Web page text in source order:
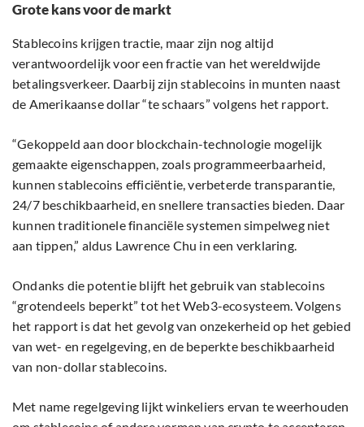
Grote kans voor de markt
Stablecoins krijgen tractie, maar zijn nog altijd
verantwoordelijk voor een fractie van het wereldwijde
betalingsverkeer. Daarbij zijn stablecoins in munten naast
de Amerikaanse dollar “te schaars” volgens het rapport.
“Gekoppeld aan door blockchain-technologie mogelijk
gemaakte eigenschappen, zoals programmeerbaarheid,
kunnen stablecoins efficiëntie, verbeterde transparantie,
24/7 beschikbaarheid, en snellere transacties bieden. Daar
kunnen traditionele financiële systemen simpelweg niet
aan tippen,” aldus Lawrence Chu in een verklaring.
Ondanks die potentie blijft het gebruik van stablecoins
“grotendeels beperkt” tot het Web3-ecosysteem. Volgens
het rapport is dat het gevolg van onzekerheid op het gebied
van wet- en regelgeving, en de beperkte beschikbaarheid
van non-dollar stablecoins.
Met name regelgeving lijkt winkeliers ervan te weerhouden